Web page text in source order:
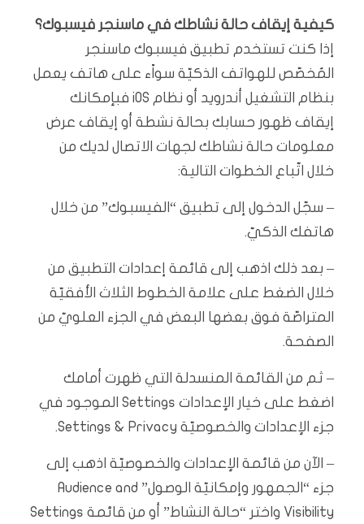
كيفية إيقاف حالة نشاطك في ماسنجر فيسبوك؟
إذا كنت تستخدم تطبيق فيسبوك ماسنجر
المُخصّص للهواتف الذكيّة سواًء على هاتف يعمل
بنظام التشغيل أندرويد أو نظام iOS فبإمكانك
إيقاف ظهور حسابك بحالة نشطة أو إيقاف عرض
معلومات حالة نشاطك لجهات الاتصال لديك من
خلال اتّباع الخطوات التالية:
– سجّل الدخول إلى تطبيق “الفيسبوك” من خلال
هاتفك الذكيّ.
– بعد ذلك اذهب إلى قائمة إعدادات التطبيق من
خلال الضغط على علامة الخطوط الثلاث الأفقيّة
المتراصّة فوق بعضها البعض في الجزء العلويّ من
الصفحة.
– ثم من القائمة المنسدلة التي ظهرت أمامك
اضغط على خيار الإعدادات Settings الموجود في
جزء الإعدادات والخصوصيّة Settings & Privacy.
– الآن من قائمة الإعدادات والخصوصيّة اذهب إلى
جزء “الجمهور وإمكانيّة الوصول” Audience and
Visibility واختر “حالة النشاط” أو من قائمة Settings